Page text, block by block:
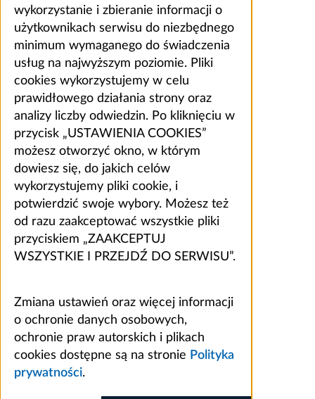
wykorzystanie i zbieranie informacji o
użytkownikach serwisu do niezbędnego
minimum wymaganego do świadczenia
usług na najwyższym poziomie. Pliki
cookies wykorzystujemy w celu
prawidłowego działania strony oraz
analizy liczby odwiedzin. Po kliknięciu w
przycisk „USTAWIENIA COOKIES”
możesz otworzyć okno, w którym
dowiesz się, do jakich celów
wykorzystujemy pliki cookie, i
potwierdzić swoje wybory. Możesz też
od razu zaakceptować wszystkie pliki
przyciskiem „ZAAKCEPTUJ
WSZYSTKIE I PRZEJDŹ DO SERWISU”.
Zmiana ustawień oraz więcej informacji
o ochronie danych osobowych,
ochronie praw autorskich i plikach
cookies dostępne są na stronie Polityka
prywatności.